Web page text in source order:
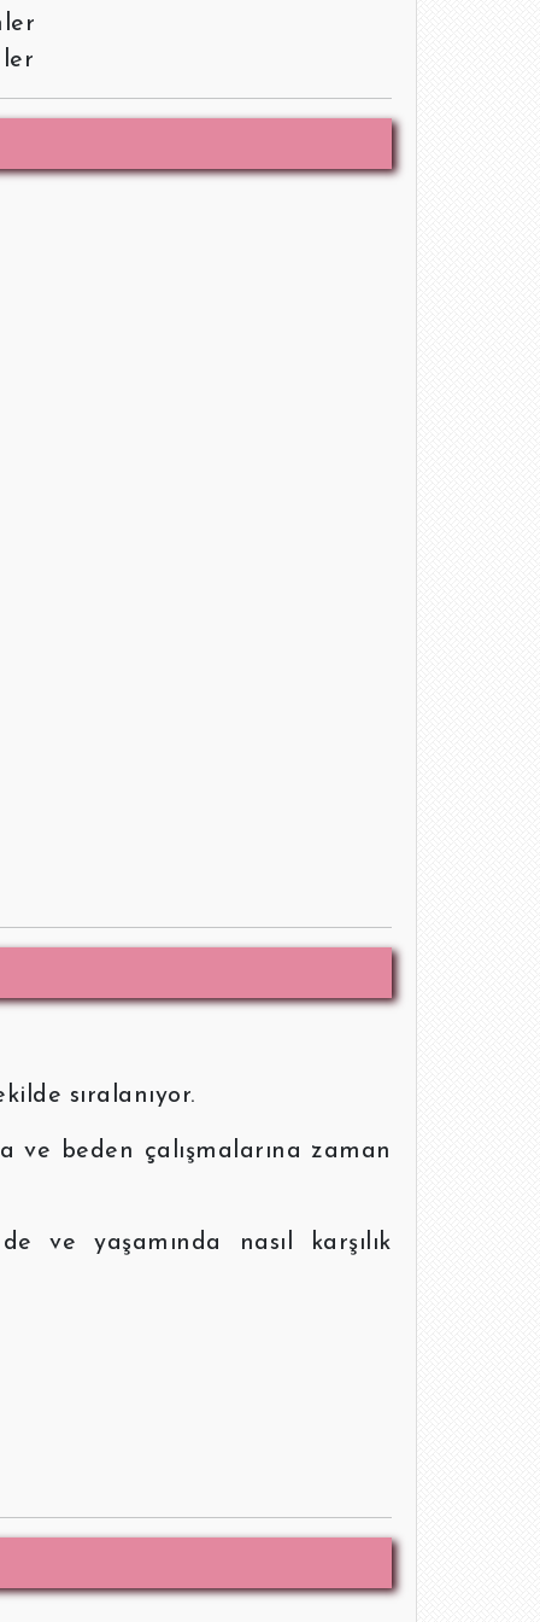
sıralanıyor.
ve beden çalışmalarına zaman
ve yaşamında nasıl karşılık